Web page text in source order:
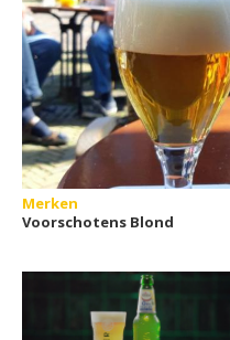
Merken
Voorschotens Blond